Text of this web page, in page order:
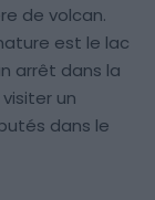
de volcan.
est le lac
arrêt dans la
visiter un
dans le